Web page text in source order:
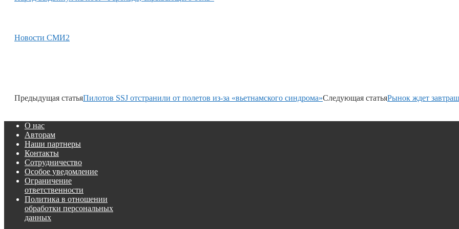
Новости СМИ2
Предыдущая статьяПилотов SSJ отстранили от полетов из-за «вьетнамского синдрома»Следующая статьяРынок ждет
О нас
Авторам
Наши партнеры
Контакты
Сотрудничество
Особое уведомление
Ограничение
ответственности
Политика в отношении
обработки персональных
данных